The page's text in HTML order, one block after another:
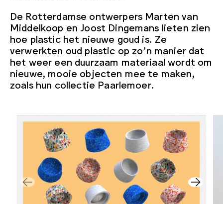
De Rotterdamse ontwerpers Marten van
Middelkoop en Joost Dingemans lieten zien
hoe plastic het nieuwe goud is. Ze
verwerkten oud plastic op zo’n manier dat
het weer een duurzaam materiaal wordt om
nieuwe, mooie objecten mee te maken,
zoals hun collectie Paarlemoer.